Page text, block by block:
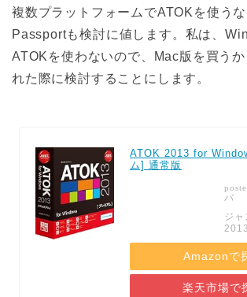
複数プラットフォームでATOKを使う
Passportも検討に値します。私は、
ATOKを使わないので、Mac版を買う
れた際に検討することにします。
ATOK 2013 for
ム] 通常版
バ
ジ
Amazonで
楽天市場で